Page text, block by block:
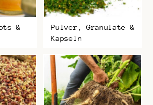
&
Pulver, Granulate &
Kapseln